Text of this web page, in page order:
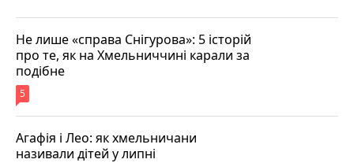
Не лише «справа Снігурова»: 5 історій
про те, як на Хмельниччині карали за
подібне
5
Агафія і Лео: як хмельничани
називали дітей у липні